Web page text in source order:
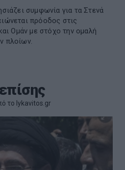
συμφωνία για τα Στενά
πρόοδος στις
Ομάν με στόχο την ομαλή
πλοίων.
το lykavitos.gr